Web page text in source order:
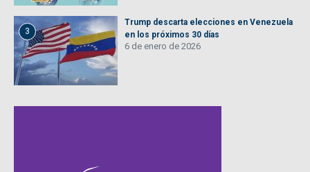
3
Trump descarta elecciones en Venezuela
en los próximos 30 días
6 de enero de 2026